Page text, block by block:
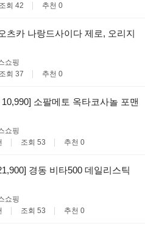
조회 42 추천 0
츠카 나랑드사이다 제로, 오리지
쇼핑
조회 37 추천 0
10,990] 소팔메토 옥타코사놀 포맨
쇼핑
조회 53 추천 0
경동 비타500 데일리스틱
쇼핑
조회 53 추천 0